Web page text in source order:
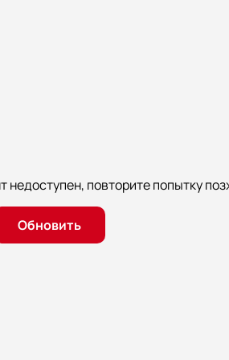
повторите попытку
Обновить